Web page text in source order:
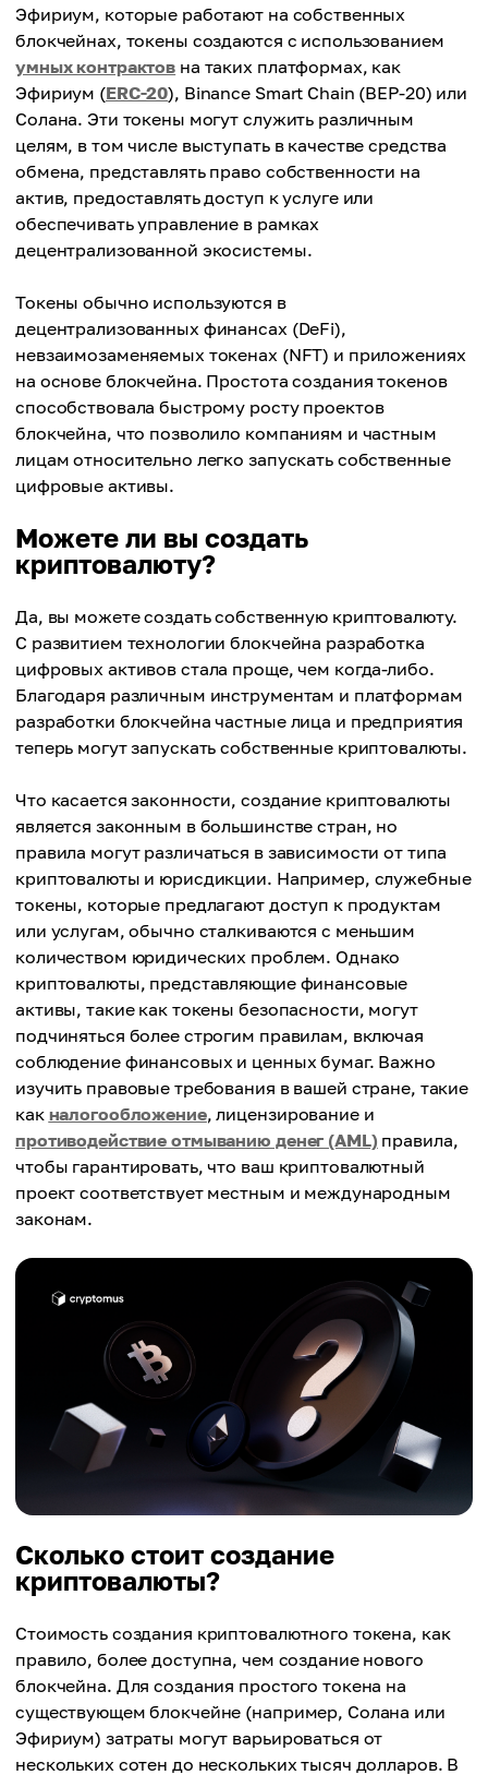
Эфириум, которые работают на собственных
блокчейнах, токены создаются с использованием
умных контрактов на таких платформах, как
Эфириум (ERC-20), Binance Smart Chain (BEP-20) или
Солана. Эти токены могут служить различным
целям, в том числе выступать в качестве средства
обмена, представлять право собственности на
актив, предоставлять доступ к услуге или
обеспечивать управление в рамках
децентрализованной экосистемы.
Токены обычно используются в
децентрализованных финансах (DeFi),
невзаимозаменяемых токенах (NFT) и приложениях
на основе блокчейна. Простота создания токенов
способствовала быстрому росту проектов
блокчейна, что позволило компаниям и частным
лицам относительно легко запускать собственные
цифровые активы.
Можете ли вы создать
криптовалюту?
Да, вы можете создать собственную криптовалюту.
С развитием технологии блокчейна разработка
цифровых активов стала проще, чем когда-либо.
Благодаря различным инструментам и платформам
разработки блокчейна частные лица и предприятия
теперь могут запускать собственные криптовалюты.
Что касается законности, создание криптовалюты
является законным в большинстве стран, но
правила могут различаться в зависимости от типа
криптовалюты и юрисдикции. Например, служебные
токены, которые предлагают доступ к продуктам
или услугам, обычно сталкиваются с меньшим
количеством юридических проблем. Однако
криптовалюты, представляющие финансовые
активы, такие как токены безопасности, могут
подчиняться более строгим правилам, включая
соблюдение финансовых и ценных бумаг. Важно
изучить правовые требования в вашей стране, такие
как налогообложение, лицензирование и
противодействие отмыванию денег (AML) правила,
чтобы гарантировать, что ваш криптовалютный
проект соответствует местным и международным
законам.
Сколько стоит создание
криптовалюты?
Стоимость создания криптовалютного токена, как
правило, более доступна, чем создание нового
блокчейна. Для создания простого токена на
существующем блокчейне (например, Солана или
Эфириум) затраты могут варьироваться от
нескольких сотен до нескольких тысяч долларов. В